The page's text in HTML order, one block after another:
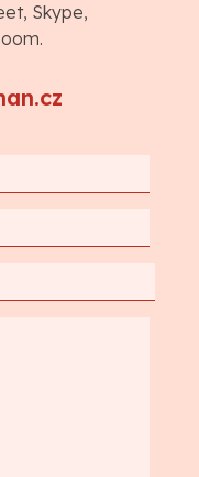
Skype,